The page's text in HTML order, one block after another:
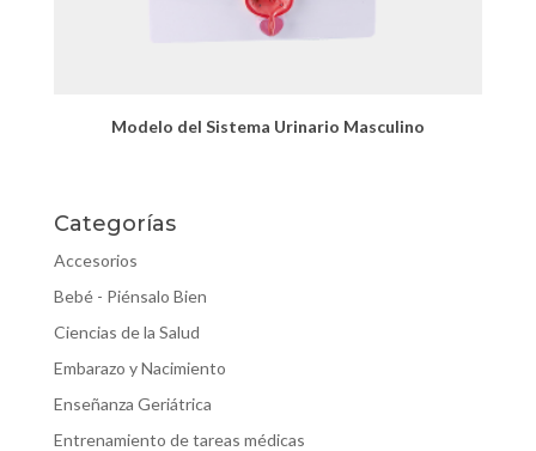
Modelo del Sistema Urinario Masculino
Categorías
Accesorios
Bebé - Piénsalo Bien
Ciencias de la Salud
Embarazo y Nacimiento
Enseñanza Geriátrica
Entrenamiento de tareas médicas